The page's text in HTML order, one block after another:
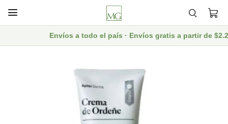

Envíos a todo el país · Envíos gratis a partir de